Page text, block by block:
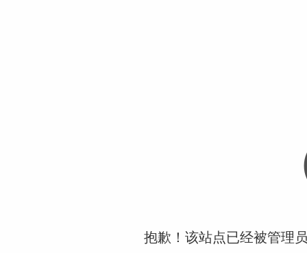
抱歉！该站点已经被管理